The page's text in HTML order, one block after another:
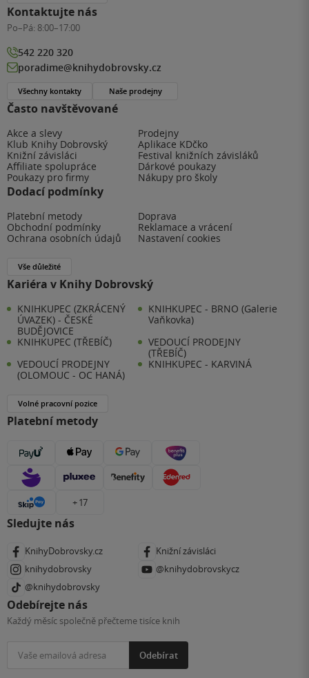
Často navštěvované
Akce a slevy
Prodejny
Klub Knihy Dobrovský
Aplikace KDčko
Knižní závisláci
Festival knižních závisláků
Affiliate spolupráce
Dárkové poukazy
Poukazy pro firmy
Nákupy pro školy
Dodací podmínky
Platební metody
Doprava
Obchodní podmínky
Reklamace a vrácení
Ochrana osobních údajů
Nastavení cookies
Vše důležité
Kariéra v Knihy Dobrovský
KNIHKUPEC (ZKRÁCENÝ
ÚVAZEK) - ČESKÉ
BUDĚJOVICE
KNIHKUPEC - BRNO (Galerie
Vaňkovka)
KNIHKUPEC (TŘEBÍČ)
VEDOUCÍ PRODEJNY
(TŘEBÍČ)
VEDOUCÍ PRODEJNY
(OLOMOUC - OC HANÁ)
KNIHKUPEC - KARVINÁ
Volné pracovní pozice
Platební metody
+ 17
Sledujte nás
KnihyDobrovsky.cz
Knižní závisláci
knihydobrovsky
@knihydobrovskycz
@knihydobrovsky
Odebírejte nás
Každý měsíc společně přečteme tisíce knih
Odebírat
Kontaktujte nás
Po–Pá: 8:00–17:00
542 220 320
poradime@knihydobrovsky.cz
Všechny kontakty Naše prodejny